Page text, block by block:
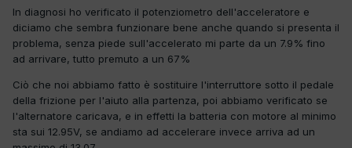
In diagnosi ho verificato il potenziometro dell'acceleratore e
diciamo che sembra funzionare bene anche quando si presenta il
problema, senza piede sull'accelerato mi parte da un 7.9% fino
ad arrivare, tutto premuto a un 67%
Ciò che noi abbiamo fatto è sostituire l'interruttore sotto il pedale
della frizione per l'aiuto alla partenza, poi abbiamo verificato se
l'alternatore caricava, e in effetti la batteria con motore al minimo
sta sui 12.95V, se andiamo ad accelerare invece arriva ad un